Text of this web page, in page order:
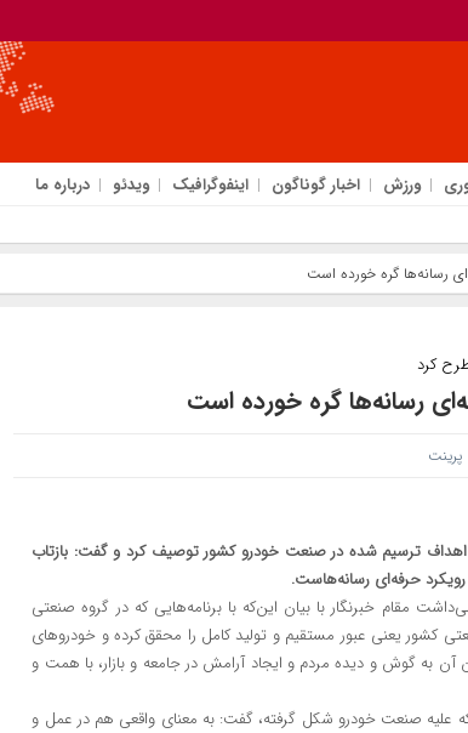
ورزش اخبار گوناگون اینفوگرافیک ویدئو درباره ما
رسانه‌ها گره خورده است
کرد
رسانه‌ها گره خورده است
پرینت
اهداف ترسیم شده در صنعت خودرو کشور توصیف کرد و گفت: بازتاب
رویکرد حرفه‌ای رسانه‌هاست.
مقام خبرنگار با بیان این‌که با برنامه‌هایی که در گروه صنعتی
کشور یعنی عبور مستقیم و تولید کامل را محقق کرده و خودروهای
به گوش و دیده مردم و ایجاد آرامش در جامعه و بازار، با همت و
علیه صنعت خودرو شکل گرفته، گفت: به معنای واقعی هم در عمل و